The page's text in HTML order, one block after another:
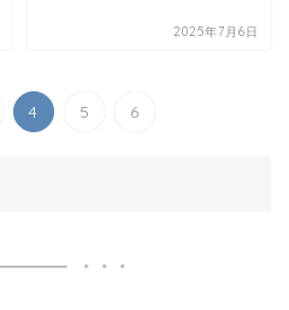
2025年7月6日
4 5 6